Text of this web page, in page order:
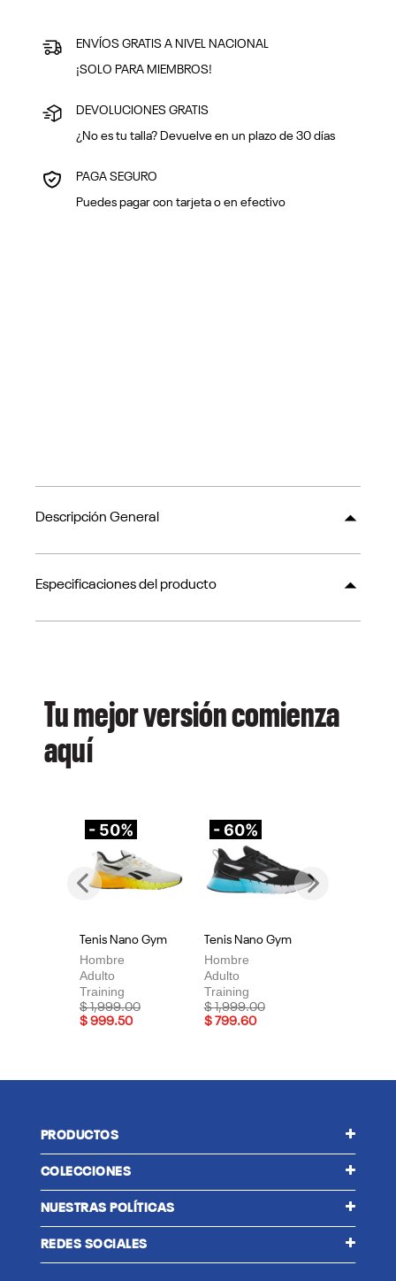
ENVÍOS GRATIS A NIVEL NACIONAL
¡SOLO PARA MIEMBROS!
DEVOLUCIONES GRATIS
¿No es tu talla? Devuelve en un plazo de 30 días
PAGA SEGURO
Puedes pagar con tarjeta o en efectivo
Descripción General
Especificaciones del producto
Tu mejor versión comienza
aquí
- 50%
Tenis Nano Gym
Hombre
Adulto
Training
Price reduced from
$ 1,999.00to
$ 999.50
- 60%
Tenis Nano Gym
Hombre
Adulto
Training
Price reduced from
$ 1,999.00to
$ 799.60
Previous
PRODUCTOS
COLECCIONES
NUESTRAS POLÍTICAS
REDES SOCIALES